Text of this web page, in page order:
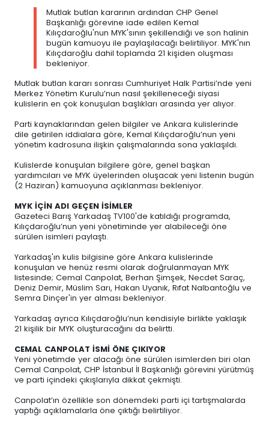
Mutlak butlan kararının ardından CHP Genel
Başkanlığı görevine iade edilen Kemal
Kılıçdaroğlu'nun MYK'sının şekillendiği ve son halinin
bugün kamuoyu ile paylaşılacağı belirtiliyor. MYK'nın
Kılıçdaroğlu dahil toplamda 21 kişiden oluşması
bekleniyor.
Mutlak butlan kararı sonrası Cumhuriyet Halk Partisi’nde yeni
Merkez Yönetim Kurulu’nun nasıl şekilleneceği siyasi
kulislerin en çok konuşulan başlıkları arasında yer alıyor.
Parti kaynaklarından gelen bilgiler ve Ankara kulislerinde
dile getirilen iddialara göre, Kemal Kılıçdaroğlu’nun yeni
yönetim kadrosuna ilişkin çalışmalarında sona yaklaşıldı.
Kulislerde konuşulan bilgilere göre, genel başkan
yardımcıları ve MYK üyelerinden oluşacak yeni listenin bugün
(2 Haziran) kamuoyuna açıklanması bekleniyor.
MYK İÇİN ADI GEÇEN İSİMLER
Gazeteci Barış Yarkadaş TV100'de katıldığı programda,
Kılıçdaroğlu’nun yeni yönetiminde yer alabileceği öne
sürülen isimleri paylaştı.
Yarkadaş'ın kulis bilgisine göre Ankara kulislerinde
konuşulan ve henüz resmi olarak doğrulanmayan MYK
listesinde; Cemal Canpolat, Berhan Şimşek, Necdet Saraç,
Deniz Demir, Müslim Sarı, Hakan Uyanık, Rıfat Nalbantoğlu ve
Semra Dinçer'in yer alması bekleniyor.
Yarkadaş ayrıca Kılıçdaroğlu’nun kendisiyle birlikte yaklaşık
21 kişilik bir MYK oluşturacağını da belirtti.
CEMAL CANPOLAT İSMİ ÖNE ÇIKIYOR
Yeni yönetimde yer alacağı öne sürülen isimlerden biri olan
Cemal Canpolat, CHP İstanbul İl Başkanlığı görevini yürütmüş
ve parti içindeki çıkışlarıyla dikkat çekmişti.
Canpolat’ın özellikle son dönemdeki parti içi tartışmalarda
yaptığı açıklamalarla öne çıktığı belirtiliyor.